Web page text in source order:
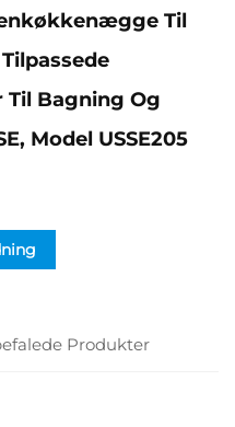
Til
Bagning Og
Model USSE205
Produkter